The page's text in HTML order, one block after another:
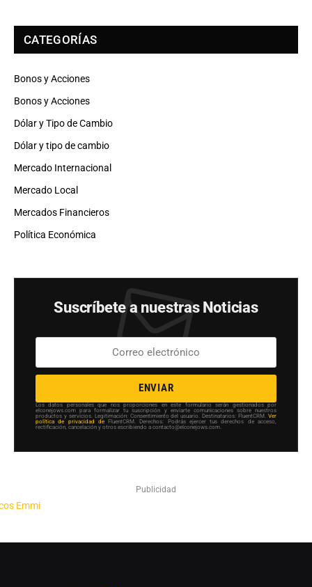
CATEGORÍAS
Bonos y Acciones
Bonos y Acciones
Dólar y Tipo de Cambio
Dólar y tipo de cambio
Mercado Internacional
Mercado Local
Mercados Financieros
Política Económica
Suscríbete a nuestras Noticias
ENVIAR
Los datos personales que nos proporciones en este formulario serán gestionados por
elconejows.com para formalizar tu suscripción y enviarte comunicaciones sobre nuestros
productos y servicios. Legitimación: Consentimiento del usuario. Destinatarios: FluentCRM. Ver
política de privacidad de FluentCRM. Derechos: Podrás ejercer tus derechos de acceso,
rectificación, cancelación y otros escribiendo a contacto@elconejows.com.
Publicidad